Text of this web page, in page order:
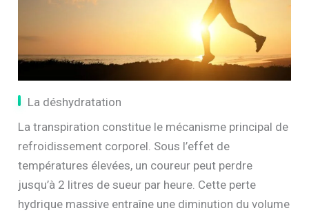
La déshydratation
La transpiration constitue le mécanisme principal de
refroidissement corporel. Sous l’effet de
températures élevées, un coureur peut perdre
jusqu’à 2 litres de sueur par heure. Cette perte
hydrique massive entraîne une diminution du volume